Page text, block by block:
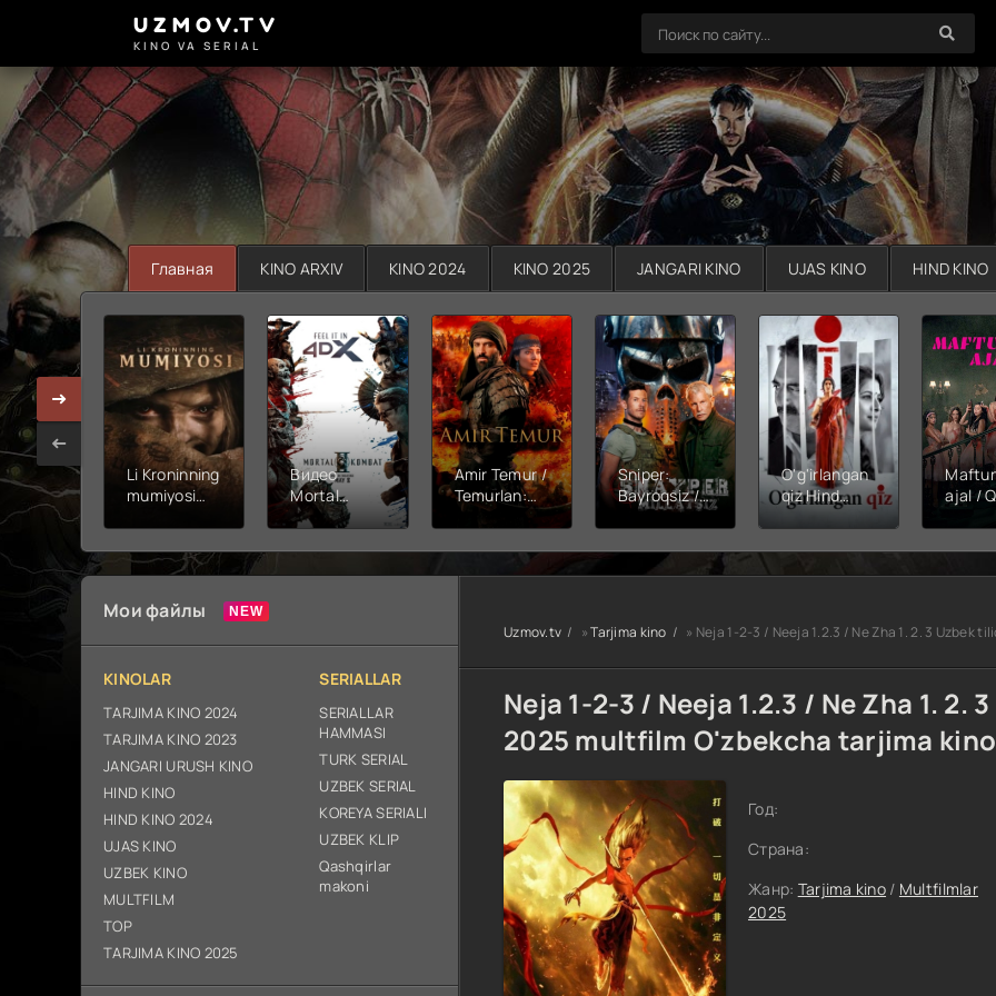
UZMOV.TV
KINO VA SERIAL
Главная KINO ARXIV KINO 2024 KINO 2025 JANGARI KINO UJAS KINO HIND KINO
Li Kroninning
mumiyosi
tarjima HD
skachat
Видео
Mortal
kombat 2 /
(2026)
Uzbek tilida
Amir Temur /
Temurlan:
Fathchining
Premyera
Netflix filmi
O'zbekcha
2026
tarjima kino
ix skachat
Sniper:
Bayroqsiz /
Snayper:
Bayroqsiz
snayper
Uzbek tilida
O'zbekcha
2026
Full HD tas-
ix skachat
O'g'irlangan
qiz Hind
kinosi 2026
O'zbekcha
tarjima kino
ajal /
tilida)
2026
Мои файлы
KINOLAR
TARJIMA KINO 2024
TARJIMA KINO 2023
JANGARI URUSH KINO
HIND KINO
HIND KINO 2024
UJAS KINO
UZBEK KINO
MULTFILM
TOP
TARJIMA KINO 2025
SERIALLAR
SERIALLAR
HAMMASI
TURK SERIAL
UZBEK SERIAL
KOREYA SERIALI
UZBEK KLIP
Qashqirlar
makoni
Uzmov.tv »Tarjima kino » Neja 1-2-3 / Neeja 1.2.3 / Ne Zha 1. 2. 3 Uzbek
Neja 1-2-3 / Neeja 1.2.3 / Ne Zha 1. 2.
2025 multfilm O'zbekcha tarjima kino
Год:
Страна:
Жанр: Tarjima kino / Multfilmlar
2025